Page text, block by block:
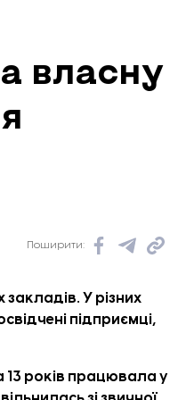
власну
Поширити:
У різних
підприємці,
13 років працювала у